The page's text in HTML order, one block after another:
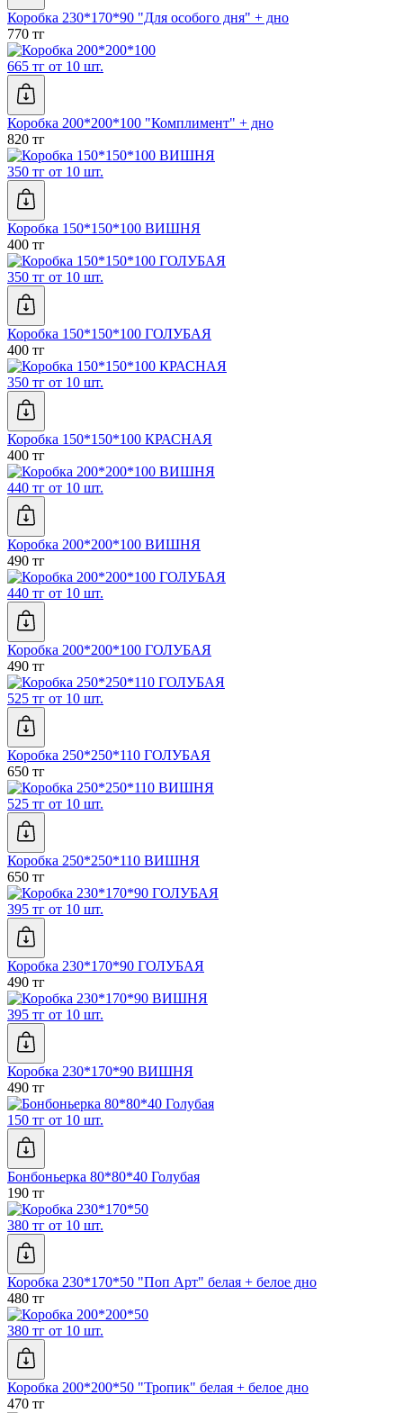
Коробка 230*170*90 "Для особого дня" + дно
770 тг
665 тг от 10 шт.
Коробка 200*200*100 "Комплимент" + дно
820 тг
350 тг от 10 шт.
Коробка 150*150*100 ВИШНЯ
400 тг
350 тг от 10 шт.
Коробка 150*150*100 ГОЛУБАЯ
400 тг
350 тг от 10 шт.
Коробка 150*150*100 КРАСНАЯ
400 тг
440 тг от 10 шт.
Коробка 200*200*100 ВИШНЯ
490 тг
440 тг от 10 шт.
Коробка 200*200*100 ГОЛУБАЯ
490 тг
525 тг от 10 шт.
Коробка 250*250*110 ГОЛУБАЯ
650 тг
525 тг от 10 шт.
Коробка 250*250*110 ВИШНЯ
650 тг
395 тг от 10 шт.
Коробка 230*170*90 ГОЛУБАЯ
490 тг
395 тг от 10 шт.
Коробка 230*170*90 ВИШНЯ
490 тг
150 тг от 10 шт.
Бонбоньерка 80*80*40 Голубая
190 тг
380 тг от 10 шт.
Коробка 230*170*50 "Поп Арт" белая + белое дно
480 тг
380 тг от 10 шт.
Коробка 200*200*50 "Тропик" белая + белое дно
470 тг